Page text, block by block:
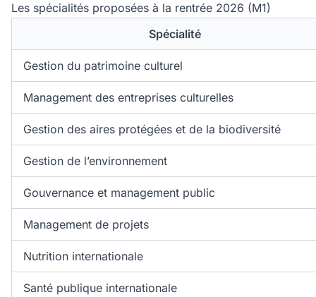
Les spécialités proposées à la rentrée 2026 (M1)
Spécialité
Gestion du patrimoine culturel
Management des entreprises culturelles
Gestion des aires protégées et de la biodiversité
Gestion de l’environnement
Gouvernance et management public
Management de projets
Nutrition internationale
Santé publique internationale